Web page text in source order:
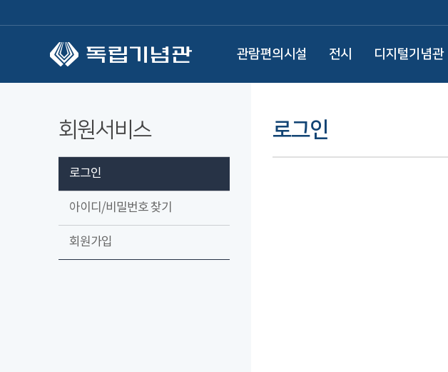
관람편의시설 전시 디지털기념관
회원서비스
로그인
아이디/비밀번호 찾기
회원가입
로그인